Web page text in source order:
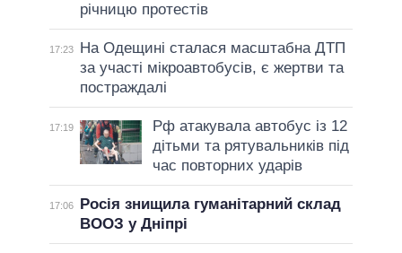
річницю протестів
17:23
На Одещині сталася масштабна ДТП
за участі мікроавтобусів, є жертви та
постраждалі
17:19
Рф атакувала автобус із 12
дітьми та рятувальників під
час повторних ударів
17:06
Росія знищила гуманітарний склад
ВООЗ у Дніпрі